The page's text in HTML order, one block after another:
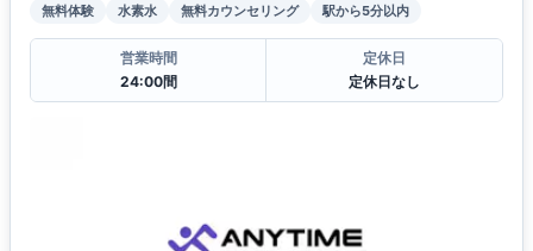
無料体験
水素水 無料カウンセリング 駅から5分以内
営業時間
24:00間
定休日
定休日なし